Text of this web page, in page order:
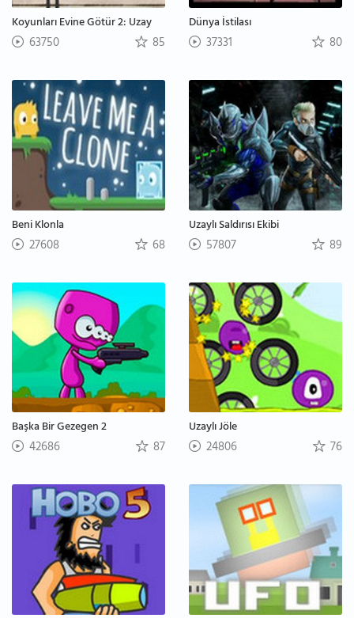
Koyunları Evine Götür 2: Uzay
63750 85
Dünya İstilası
37331 80
Beni Klonla
27608 68
Uzaylı Saldırısı Ekibi
57807 89
Başka Bir Gezegen 2
42686 87
Uzaylı Jöle
24806 76